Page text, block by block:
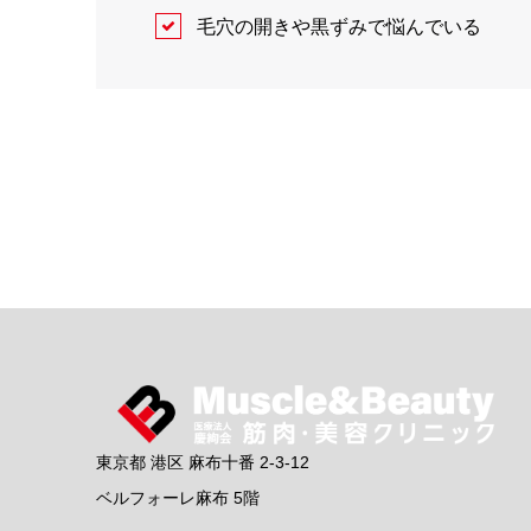
毛穴の開きや黒ずみで悩んでいる
東京都 港区 麻布十番 2-3-12
ベルフォーレ麻布 5階